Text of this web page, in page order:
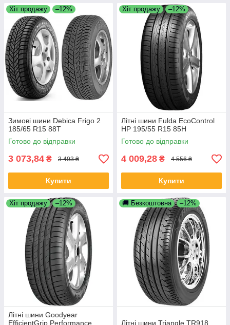
Хіт продажу –12%
Зимові шини Debica Frigo 2
185/65 R15 88T
Готово до відправки
3 073,84 ₴ 3 493 ₴
Купити
Хіт продажу –12%
Літні шини Fulda EcoControl
HP 195/55 R15 85H
Готово до відправки
4 009,28 ₴ 4 556 ₴
Купити
Хіт продажу –12%
Літні шини Goodyear
EfficientGrip Performance
🚚 Безкоштовна –12%
Літні шини Triangle TR918